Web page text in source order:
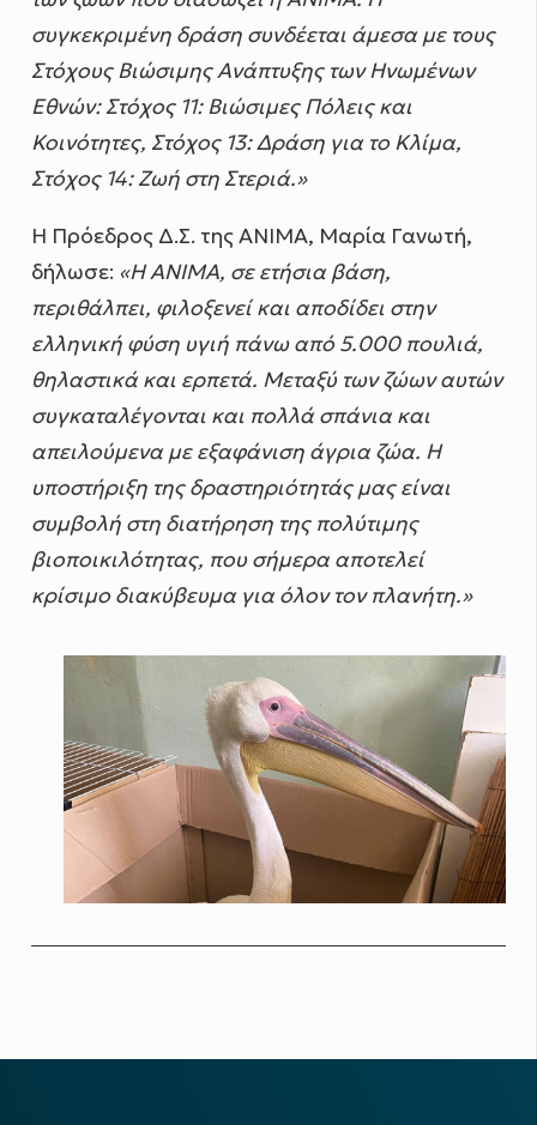
συγκεκριμένη δράση συνδέεται άμεσα με τους
Στόχους Βιώσιμης Ανάπτυξης των Ηνωμένων
Εθνών: Στόχος 11: Βιώσιμες Πόλεις και
Κοινότητες, Στόχος 13: Δράση για το Κλίμα,
Στόχος 14: Ζωή στη Στεριά.»
Η Πρόεδρος Δ.Σ. της ΑΝΙΜΑ, Μαρία Γανωτή,
δήλωσε: «Η ΑΝΙΜΑ, σε ετήσια βάση,
περιθάλπει, φιλοξενεί και αποδίδει στην
ελληνική φύση υγιή πάνω από 5.000 πουλιά,
θηλαστικά και ερπετά. Μεταξύ των ζώων αυτών
συγκαταλέγονται και πολλά σπάνια και
απειλούμενα με εξαφάνιση άγρια ζώα. Η
υποστήριξη της δραστηριότητάς μας είναι
συμβολή στη διατήρηση της πολύτιμης
βιοποικιλότητας, που σήμερα αποτελεί
κρίσιμο διακύβευμα για όλον τον πλανήτη.»